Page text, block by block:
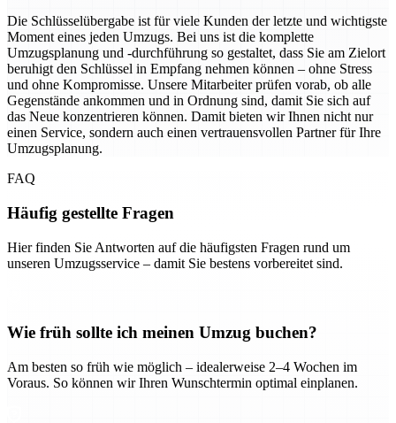
Die Schlüsselübergabe ist für viele Kunden der letzte und wichtigste
Moment eines jeden Umzugs. Bei uns ist die komplette
Umzugsplanung und -durchführung so gestaltet, dass Sie am Zielort
beruhigt den Schlüssel in Empfang nehmen können – ohne Stress
und ohne Kompromisse. Unsere Mitarbeiter prüfen vorab, ob alle
Gegenstände ankommen und in Ordnung sind, damit Sie sich auf
das Neue konzentrieren können. Damit bieten wir Ihnen nicht nur
einen Service, sondern auch einen vertrauensvollen Partner für Ihre
Umzugsplanung.
FAQ
Häufig gestellte Fragen
Hier finden Sie Antworten auf die häufigsten Fragen rund um
unseren Umzugsservice – damit Sie bestens vorbereitet sind.
Wie früh sollte ich meinen Umzug buchen?
Am besten so früh wie möglich – idealerweise 2–4 Wochen im
Voraus. So können wir Ihren Wunschtermin optimal einplanen.